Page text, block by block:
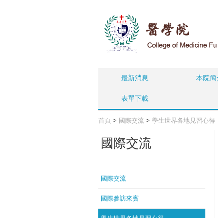
最新消息 本院簡
表單下載
首頁 > 國際交流 > 學生世界各地見習心得
國際交流
國際交流
國際參訪來賓